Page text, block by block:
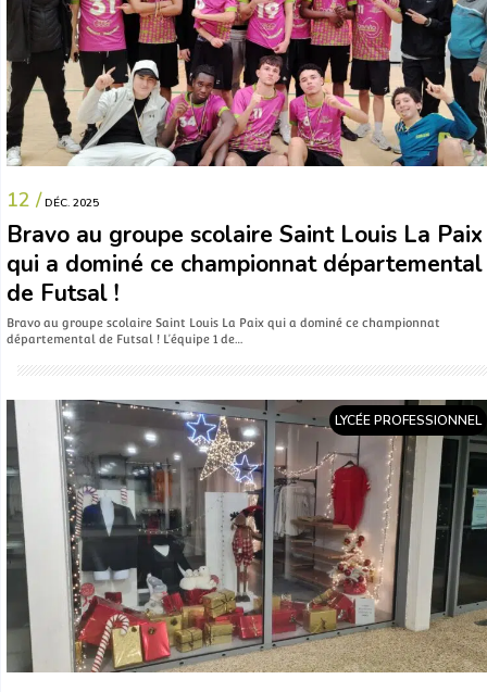
12 / DÉC. 2025
Bravo au groupe scolaire Saint Louis La Paix
qui a dominé ce championnat départemental
de Futsal !
Bravo au groupe scolaire Saint Louis La Paix qui a dominé ce championnat
départemental de Futsal ! L’équipe 1 de…
LYCÉE PROFESSIONNEL